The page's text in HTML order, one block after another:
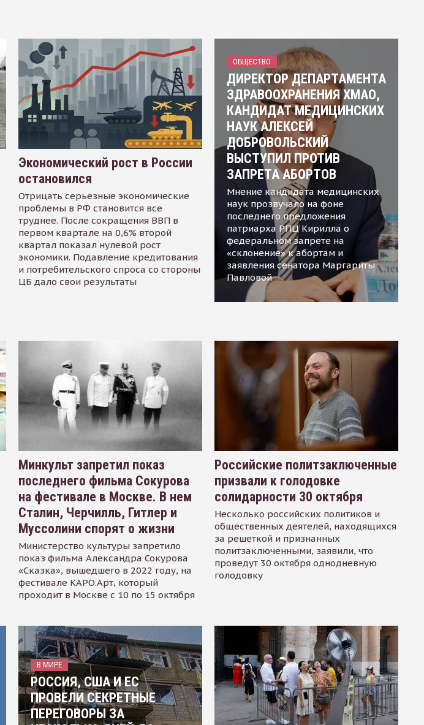
Экономический рост в России
остановился
Отрицать серьезные экономические
проблемы в РФ становится все
труднее. После сокращения ВВП в
первом квартале на 0,6% второй
квартал показал нулевой рост
экономики. Подавление кредитования
и потребительского спроса со стороны
ЦБ дало свои результаты
ОБЩЕСТВО
ДИРЕКТОР ДЕПАРТАМЕНТА
ЗДРАВООХРАНЕНИЯ ХМАО,
КАНДИДАТ МЕДИЦИНСКИХ
НАУК АЛЕКСЕЙ
ДОБРОВОЛЬСКИЙ
ВЫСТУПИЛ ПРОТИВ
ЗАПРЕТА АБОРТОВ
Мнение кандидата медицинских
наук прозвучало на фоне
последнего предложения
патриарха РПЦ Кирилла о
федеральном запрете на
«склонение» к абортам и
заявления сенатора Маргариты
Павловой
Минкульт запретил показ
последнего фильма Сокурова
на фестивале в Москве. В нем
Сталин, Черчилль, Гитлер и
Муссолини спорят о жизни
Министерство культуры запретило
показ фильма Александра Сокурова
«Сказка», вышедшего в 2022 году, на
фестивале КАРО.Арт, который
проходит в Москве с 10 по 15 октября
Российские политзаключенные
призвали к голодовке
солидарности 30 октября
Несколько российских политиков и
общественных деятелей, находящихся
за решеткой и признанных
политзаключенными, заявили, что
проведут 30 октября однодневную
голодовку
В МИРЕ
РОССИЯ, США И ЕС
ПРОВЕЛИ СЕКРЕТНЫЕ
ПЕРЕГОВОРЫ ЗА